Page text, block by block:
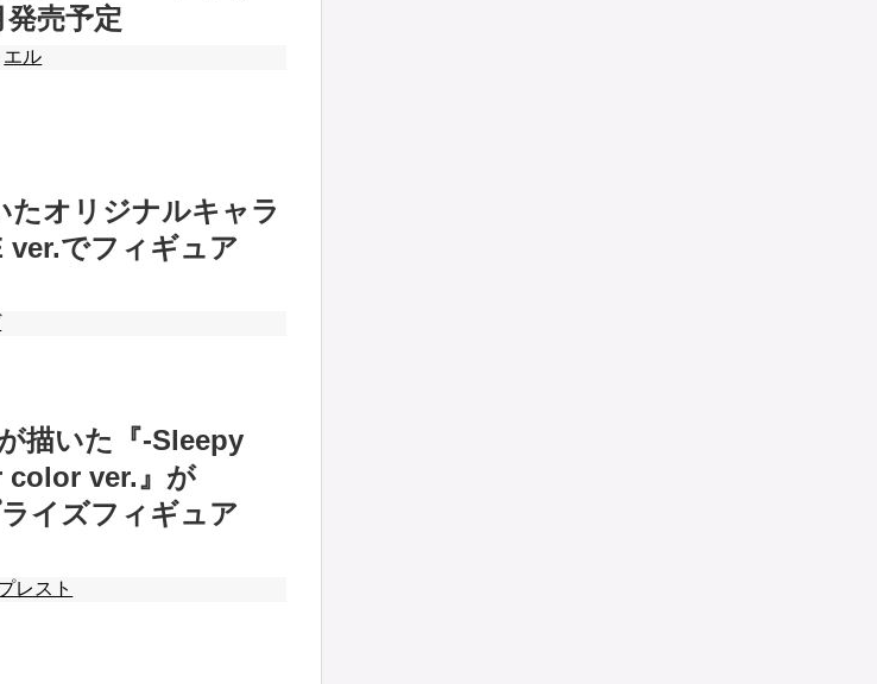
売予定
エル
オリジナルキャラ
ver.でフィギュア
描いた『-Sleepy
color ver.』が
イズフィギュア
レスト